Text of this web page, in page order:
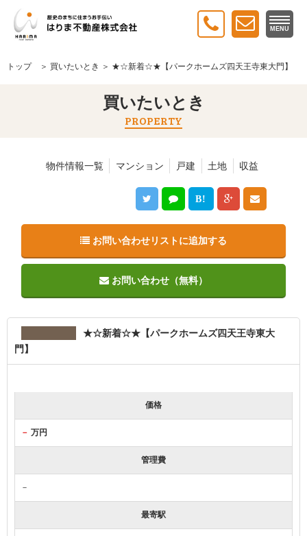
MENU
トップ＞ 買いたいとき ＞ ★☆新着☆★【パークホームズ四天王寺東大門】
買いたいとき
PROPERTY
物件情報一覧 マンション 戸建 土地 収益
B!
お問い合わせリストに追加する
お問い合わせ（無料）
★☆新着☆★【パークホームズ四天王寺東大
門】
価格
－ 万円
管理費
－
最寄駅